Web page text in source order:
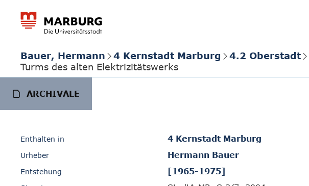
Bauer, Hermann 4 Kernstadt Marburg 4.2 Oberstadt
Turms des alten Elektrizitätswerks
ARCHIVALE
Enthalten in 4 Kernstadt Marburg
Urheber Hermann Bauer
Entstehung [1965-1975]